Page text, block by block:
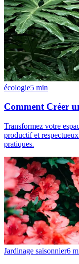
écologie5 min
Comment Créer
Transformez votre
productif et
pratiques.
Jardinage saisonnier6